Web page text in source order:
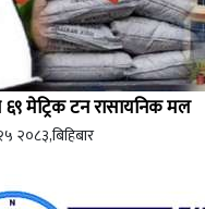
६९ मेट्रिक टन रासायनिक मल
२०८३,बिहिबार